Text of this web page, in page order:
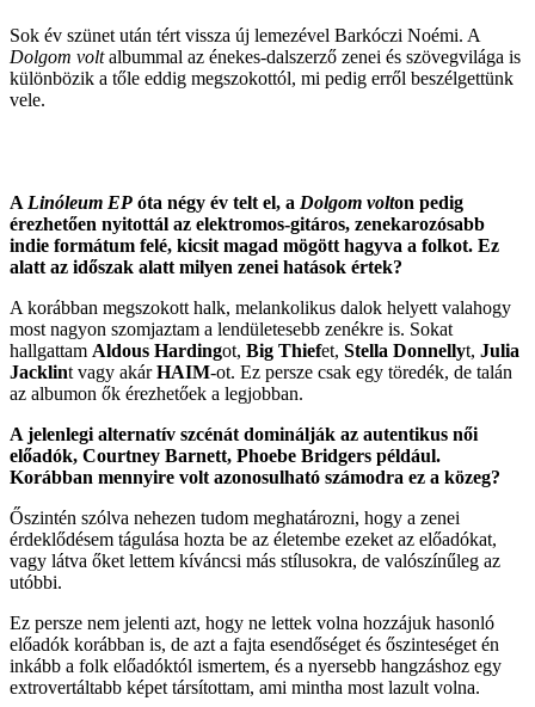
Sok év szünet után tért vissza új lemezével Barkóczi Noémi. A
Dolgom voltalbummal az énekes-dalszerző zenei és szövegvilága is
különbözik a tőle eddig megszokottól, mi pedig erről beszélgettünk
vele.
A Linóleum EP óta négy év telt el, a Dolgom volton pedig
érezhetően nyitottál az elektromos-gitáros, zenekarozósabb
indie formátum felé, kicsit magad mögött hagyva a folkot. Ez
alatt az időszak alatt milyen zenei hatások értek?
A korábban megszokott halk, melankolikus dalok helyett valahogy
most nagyon szomjaztam a lendületesebb zenékre is. Sokat
hallgattam Aldous Hardingot, Big Thiefet, Stella Donnellyt, Julia
Jacklint vagy akárHAIM-ot. Ez persze csak egy töredék, de talán
az albumon ők érezhetőek a legjobban.
A jelenlegi alternatív szcénát dominálják az autentikus női
előadók, Courtney Barnett, Phoebe Bridgers például.
Korábban mennyire volt azonosulható számodra ez a közeg?
Őszintén szólva nehezen tudom meghatározni, hogy a zenei
érdeklődésem tágulása hozta be az életembe ezeket az előadókat,
vagy látva őket lettem kíváncsi más stílusokra, de valószínűleg az
utóbbi.
Ez persze nem jelenti azt, hogy ne lettek volna hozzájuk hasonló
előadók korábban is, de azt a fajta esendőséget és őszinteséget én
inkább a folk előadóktól ismertem, és a nyersebb hangzáshoz egy
extrovertáltabb képet társítottam, ami mintha most lazult volna.